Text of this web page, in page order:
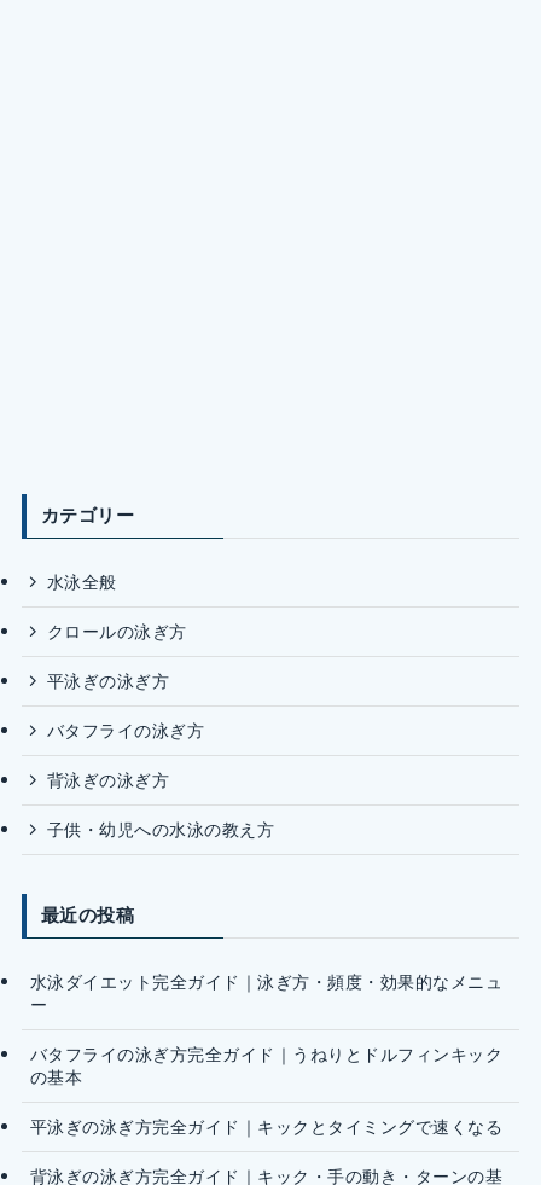
カテゴリー
水泳全般
クロールの泳ぎ方
平泳ぎの泳ぎ方
バタフライの泳ぎ方
背泳ぎの泳ぎ方
子供・幼児への水泳の教え方
最近の投稿
水泳ダイエット完全ガイド｜泳ぎ方・頻度・効果的なメニュ
ー
バタフライの泳ぎ方完全ガイド｜うねりとドルフィンキック
の基本
平泳ぎの泳ぎ方完全ガイド｜キックとタイミングで速くなる
背泳ぎの泳ぎ方完全ガイド｜キック・手の動き・ターンの基